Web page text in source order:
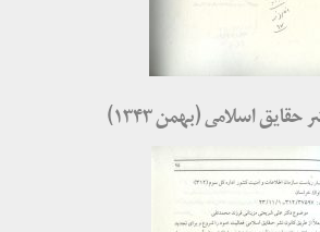
اسلامی (بهمن ۱۳۴۳)